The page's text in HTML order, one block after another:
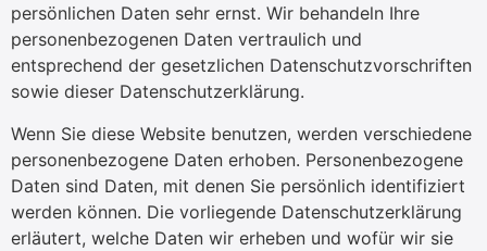
persönlichen Daten sehr ernst. Wir behandeln Ihre
personenbezogenen Daten vertraulich und
entsprechend der gesetzlichen Datenschutzvorschriften
sowie dieser Datenschutzerklärung.
Wenn Sie diese Website benutzen, werden verschiedene
personenbezogene Daten erhoben. Personenbezogene
Daten sind Daten, mit denen Sie persönlich identifiziert
werden können. Die vorliegende Datenschutzerklärung
erläutert, welche Daten wir erheben und wofür wir sie